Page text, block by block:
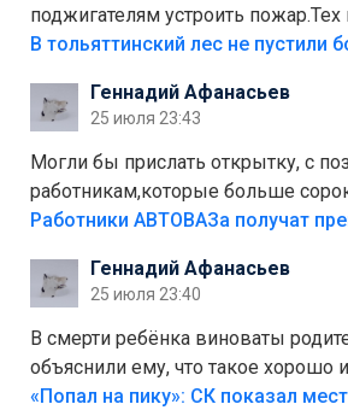
поджигателям устроить пожар.Тех
костры,тех надо безбожно
Штрафы мизерные.
Геннадий Афанасьев
25 июля 23:43
Могли бы прислать открытку, с
работникам,которые больше
на предприятии.
Работники АВТОВАЗа получат
Геннадий Афанасьев
25 июля 23:40
В смерти ребёнка виноваты
объяснили ему, что такое хорошо
Лезть через такой забор,верх